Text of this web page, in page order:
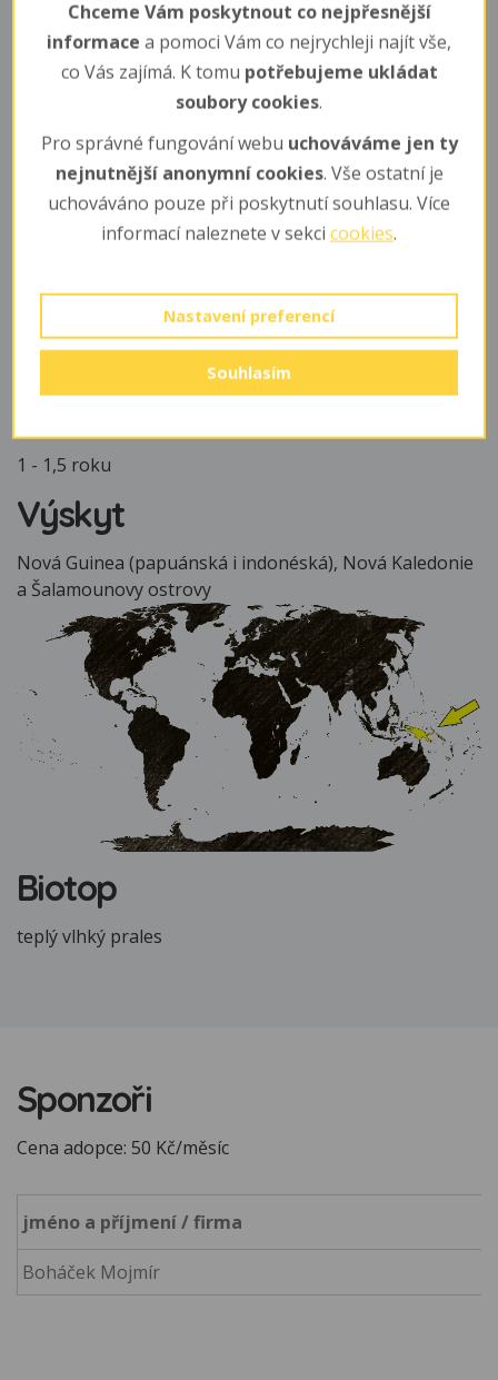
(nepohlavního rozmnožování bez oplození vajíček
samčí pohlavní buňkou). Plodem takového
rozmnožování jsou jedinci jen samičího pohlaví.
Mláďata
Po 3 - 6 měsících se z vajíček líhnou světle hnědé a 2 cm
dlouhé larvy zvané nymfy. Postupným svlékáním mění
svou barvu na světle zelenou až tmavo hnědou. Po 4 - 6
1 - 1,5 roku
Výskyt
Nová Guinea (papuánská i indonéská), Nová Kaledonie
a Šalamounovy ostrovy
Biotop
teplý vlhký prales
Sponzoři
Cena adopce: 50 Kč/měsíc
jméno a příjmení / firma
Boháček Mojmír
Chceme Vám poskytnout co nejpřesnější
informace a pomoci Vám co nejrychleji najít vše,
co Vás zajímá. K tomu potřebujeme ukládat
soubory cookies.
Pro správné fungování webu uchováváme jen ty
nejnutnější anonymní cookies. Vše ostatní je
uchováváno pouze při poskytnutí souhlasu. Více
informací naleznete v sekci cookies.
Nastavení preferencí
Souhlasím